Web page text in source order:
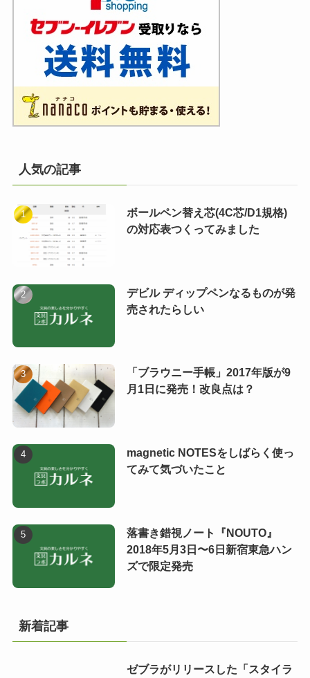
人気の記事
ボールペン替え芯(4C芯/D1規格)
の対応表つくってみました
デビル ディップペンなるものが発
売されたらしい
「ブラウニー手帳」2017年版が9
月1日に発売！改良点は？
magnetic NOTESをしばらく使っ
てみて気づいたこと
落書き錯視ノート『NOUTO』
2018年5月3日〜6日新宿東急ハン
ズで限定発売
新着記事
ゼブラがリリースした「スタイラ